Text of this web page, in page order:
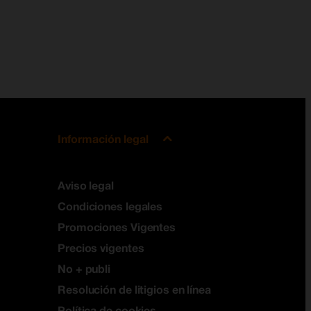
Información legal
Aviso legal
Condiciones legales
Promociones Vigentes
Precios vigentes
No + publi
Resolución de litigios en línea